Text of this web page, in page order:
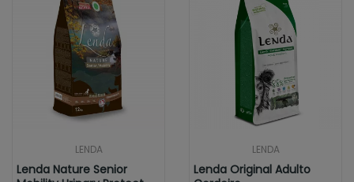
LENDA
Lenda Nature Senior
LENDA
Lenda Original Adulto